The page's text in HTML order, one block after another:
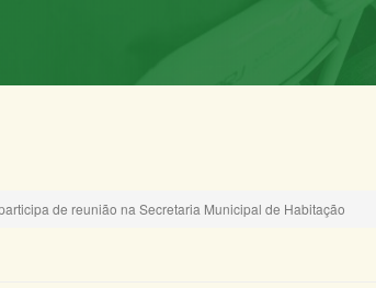
de reunião na Secretaria Municipal de Habitação